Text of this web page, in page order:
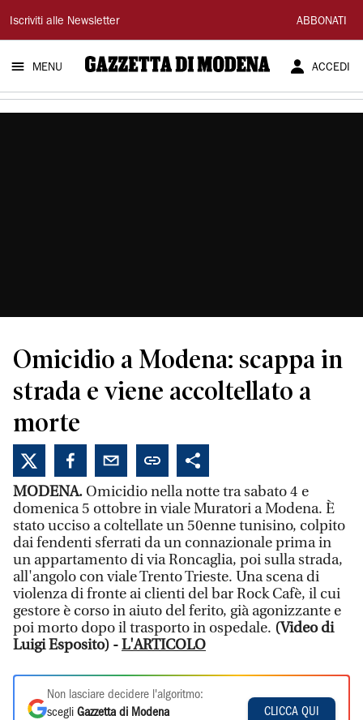
Gazzetta
di
Modena
Iscriviti alle Newsletter ABBONATI
MENU ACCEDI
Omicidio a Modena: scappa in
strada e viene accoltellato a
morte
MODENA. Omicidio nella notte tra sabato 4 e
domenica 5 ottobre in viale Muratori a Modena. È
stato ucciso a coltellate un 50enne tunisino, colpito
dai fendenti sferrati da un connazionale prima in
un appartamento di via Roncaglia, poi sulla strada,
all'angolo con viale Trento Trieste. Una scena di
violenza di fronte ai clienti del bar Rock Cafè, il cui
gestore è corso in aiuto del ferito, già agonizzante e
poi morto dopo il trasporto in ospedale. (Video di
Luigi Esposito) -L'ARTICOLO
Non lasciare decidere l'algoritmo:
scegli Gazzetta di Modena
CLICCA QUI